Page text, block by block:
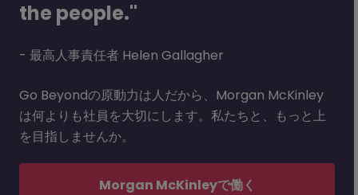
the people."
- 最高人事責任者 Helen Gallagher
Go Beyondの原動力は人だから、Morgan McKinley
は何よりも社員を大切にします。私たちと、もっと上
を目指しませんか。
Morgan McKinleyで働く